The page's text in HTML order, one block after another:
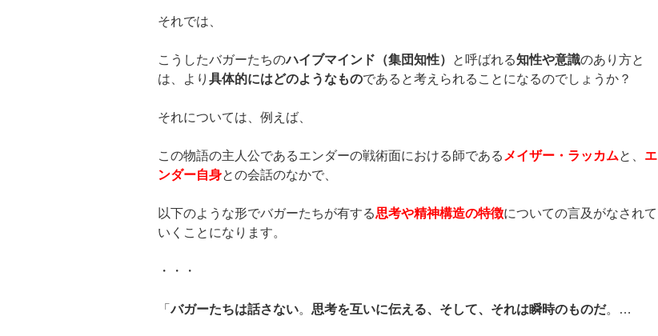
それでは、
こうしたバガーたちのハイブマインド（集団知性） と呼ばれる知性や意識のあり方と
は、より 具体的にはどのようなものであると考えられることになるのでしょうか？
それについては、例えば、
この物語の主人公であるエンダーの戦術面における師である メイザー・ラッカムと、 エ
ンダー自身との会話のなかで、
以下のような形でバガーたちが有する思考や精神構造の特徴についての言及がなされて
いくことになります。
・・・
「バガーたちは話さない。 思考を互いに伝える、そして、それは瞬時のものだ。…